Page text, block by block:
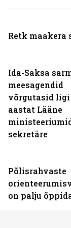
Ida-Saksa
meesagendid
võrgutasid ligi
aastat Lääne
sekretäre
Põlisrahvaste
on palju
Retk maakera